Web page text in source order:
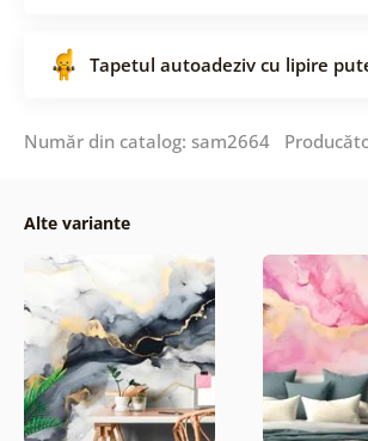
Tapetul autoadeziv cu lipire
Număr din catalog: sam2664
Alte variante